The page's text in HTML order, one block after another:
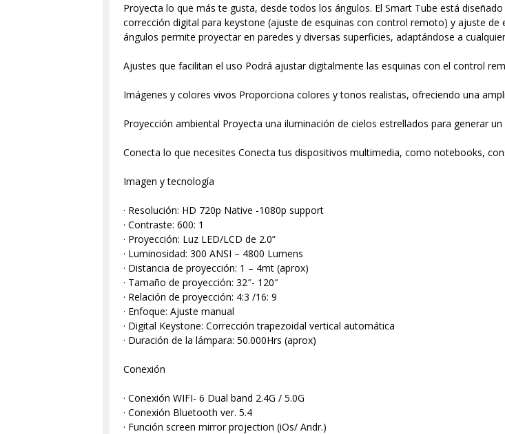
Proyecta lo que más te gusta, desde todos los ángulos. El Smart Tube está
corrección digital para keystone (ajuste de esquinas con control remoto) y ajuste
ángulos permite proyectar en paredes y diversas superficies, adaptándose a
Ajustes que facilitan el uso Podrá ajustar digitalmente las esquinas con el control
Imágenes y colores vivos Proporciona colores y tonos realistas, ofreciendo una
Proyección ambiental Proyecta una iluminación de cielos estrellados para generar
Conecta lo que necesites Conecta tus dispositivos multimedia, como notebooks,
Imagen y tecnología
· Resolución: HD 720p Native -1080p support
· Contraste: 600: 1
· Proyección: Luz LED/LCD de 2.0”
· Luminosidad: 300 ANSI – 4800 Lumens
· Distancia de proyección: 1 – 4mt (aprox)
· Tamaño de proyección: 32″- 120″
· Relación de proyección: 4:3 /16: 9
· Enfoque: Ajuste manual
· Digital Keystone: Corrección trapezoidal vertical automática
· Duración de la lámpara: 50.000Hrs (aprox)
Conexión
· Conexión WIFI- 6 Dual band 2.4G / 5.0G
· Conexión Bluetooth ver. 5.4
· Función screen mirror projection (iOs/ Andr.)